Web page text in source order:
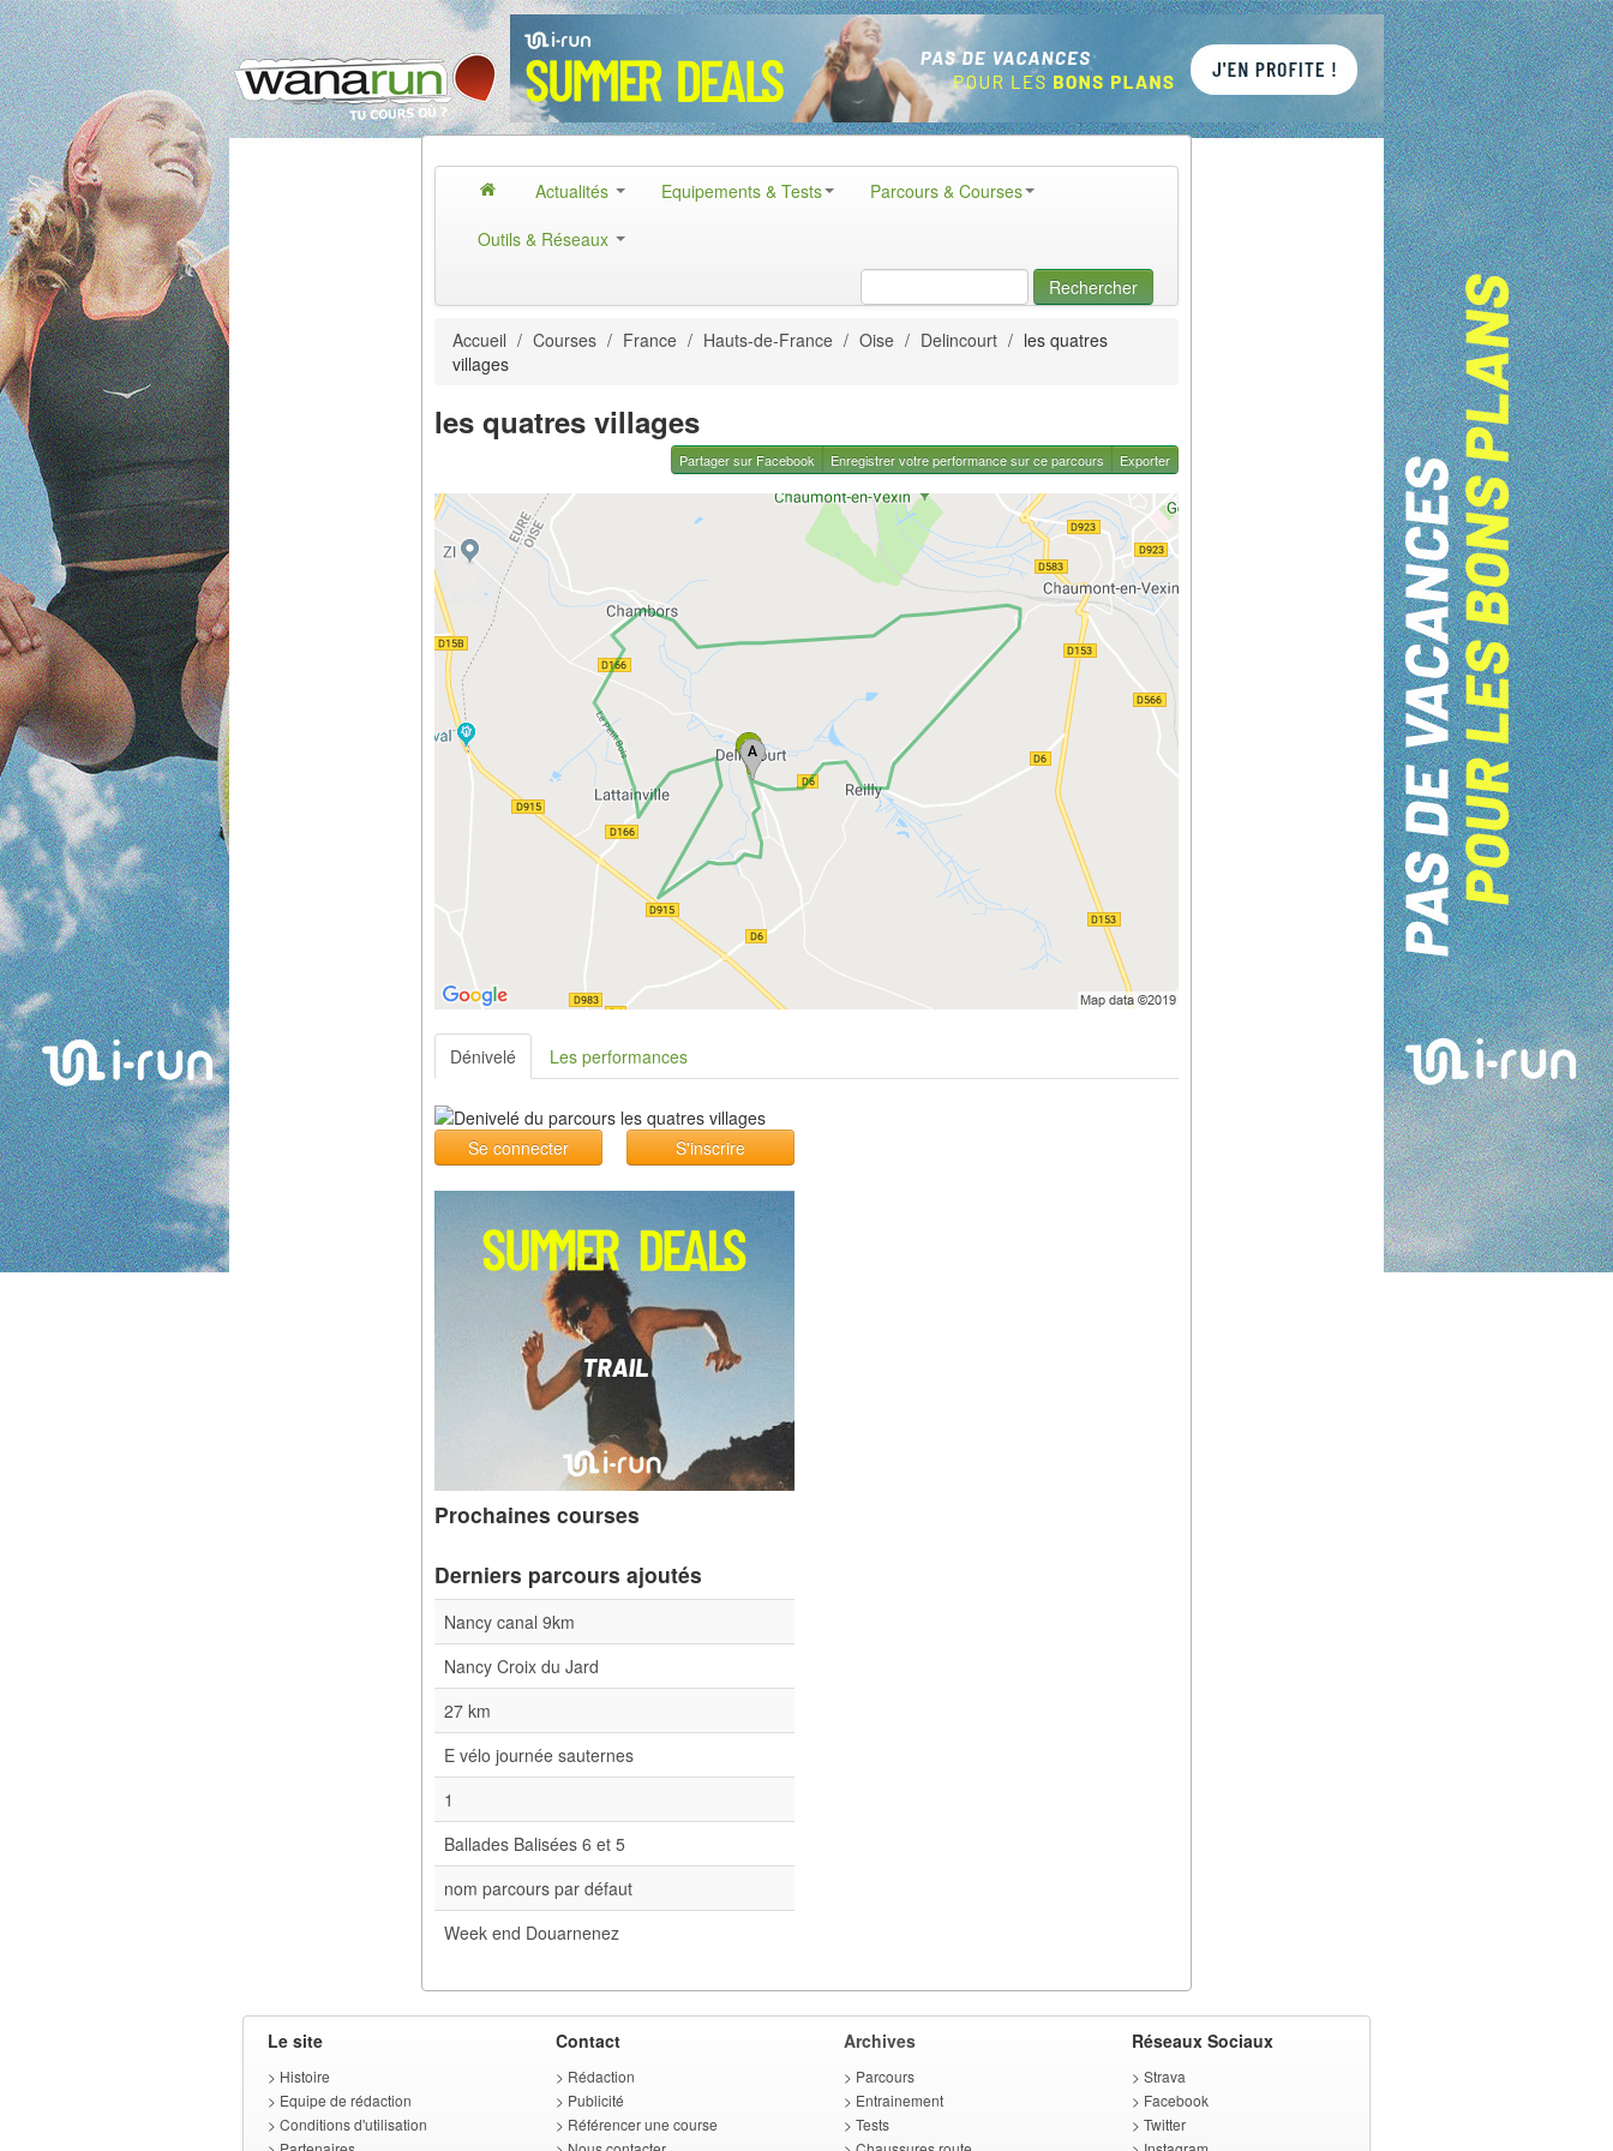
Actualités Equipements & Tests
Parcours & Courses
Outils & Réseaux
Rechercher
Accueil / Courses / France / Hauts-de-France / Oise / Delincourt / les quatres
villages
les quatres villages
Partager sur Facebook Enregistrer votre performance sur ce parcours Exporter
Dénivelé Les performances
Se connecter S'inscrire
Prochaines courses
Derniers parcours ajoutés
Nancy canal 9km
Nancy Croix du Jard
27 km
E vélo journée sauternes
1
Ballades Balisées 6 et 5
nom parcours par défaut
Week end Douarnenez
Le site
> Histoire
> Equipe de rédaction
> Conditions d'utilisation
Contact
> Rédaction
> Publicité
> Référencer une course
Archives
> Parcours
> Entrainement
> Tests
Réseaux Sociaux
> Strava
> Facebook
> Twitter